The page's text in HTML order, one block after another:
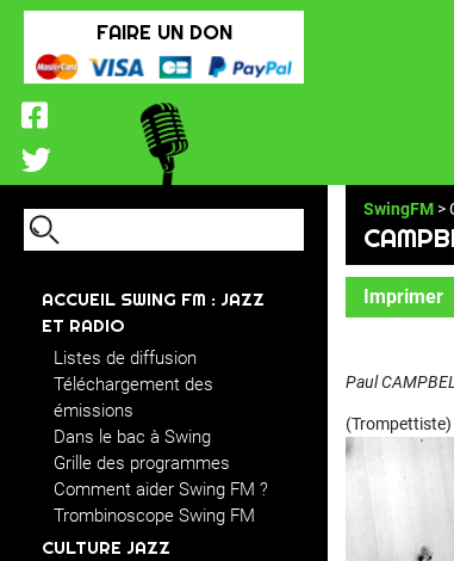
FAIRE UN DON
ACCUEIL SWING FM : JAZZ
ET RADIO
Listes de diffusion
Téléchargement des
émissions
Dans le bac à Swing
Grille des programmes
Comment aider Swing FM ?
Trombinoscope Swing FM
CULTURE JAZZ
SwingFM >
Imprimer
Paul
(Trompettiste)